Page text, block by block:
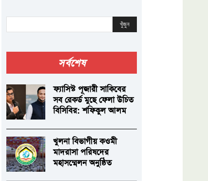
খুঁজুন
সর্বশেষ
ফ্যাসিস্ট পূজারী সাকিবের
সব রেকর্ড মুছে ফেলা উচিত
বিসিবির: শফিকুল আলম
খুলনা বিভাগীয় কওমী
মাদরাসা পরিষদের
মহাসম্মেলন অনুষ্ঠিত